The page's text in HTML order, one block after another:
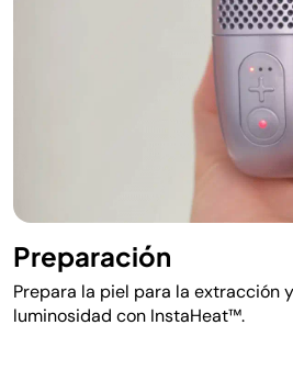
Preparación
Prepara la piel para la extracción
luminosidad con InstaHeat™.